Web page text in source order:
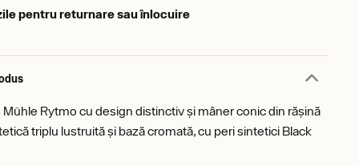
pentru returnare sau înlocuire
Mühle Rytmo cu design distinctiv și mâner conic din rășină
triplu lustruită și bază cromată, cu peri sintetici Black